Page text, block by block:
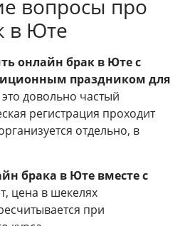
вопросы про
в Юте
онлайн брак в Юте с
праздником для
довольно частый
регистрация проходит
отдельно, в
брака в Юте вместе с
цена в шекелях
при